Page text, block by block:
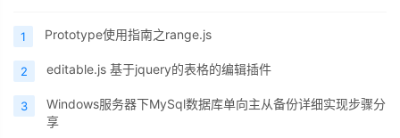
1 Prototype使用指南之range.js
2 editable.js 基于jquery的表格的编辑插件
3
Windows服务器下MySql数据库单向主从备份详细实现步骤分
享